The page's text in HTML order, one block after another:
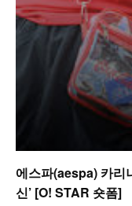
에스파(aespa) 카리
신’ [O! STAR 숏폼]